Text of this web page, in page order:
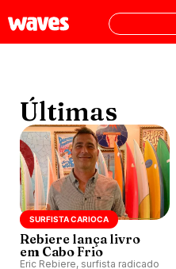
Últimas
SURFISTA CARIOCA
Rebiere lança livro
em Cabo Frio
Eric Rebiere, surfista radicado